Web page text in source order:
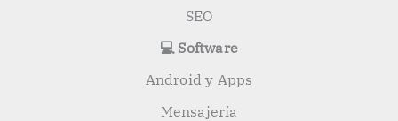
SEO
💻 Software
Android y Apps
Mensajería